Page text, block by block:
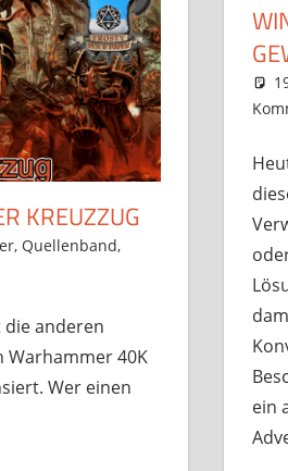
KREUZZUG
, Quellenband,
die anderen
Warhammer 40K
Wer einen
ein